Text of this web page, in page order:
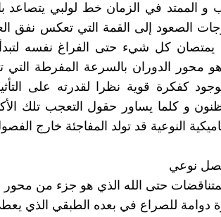
و الممتد في الزمان خط لولبي يتصاعد
الصعود إلى القمة التي تعكس نفق
كل شيء حتى الفراغ نفسه لتبدأ
محور الدوران بالسرعة المفرطة التي
كفكرة قوية نظرا لقدرته على
و كلما يساور حقول التعجب تلك
النوعية قد تولد المفاجئة خارج
نوعي
حتى الله الذي هو جزء من محور
دوامة للصراع في بعده الطبقي الذي